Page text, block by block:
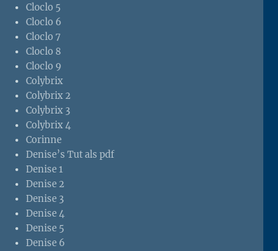
Cloclo 5
Cloclo 6
Cloclo 7
Cloclo 8
Cloclo 9
Colybrix
Colybrix 2
Colybrix 3
Colybrix 4
Corinne
Denise’s Tut als pdf
Denise 1
Denise 2
Denise 3
Denise 4
Denise 5
Denise 6